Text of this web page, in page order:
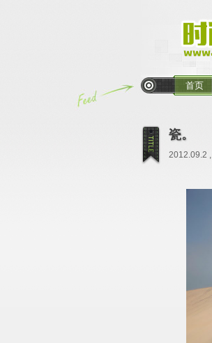
首页
瓷。
2012.09.2 ,